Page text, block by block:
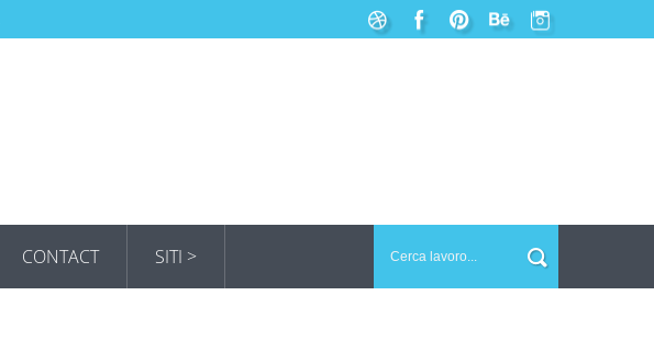
CONTACT SITI >